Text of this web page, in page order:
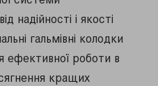
надійності і якості
гальмівні колодки
ефективної роботи в
кращих